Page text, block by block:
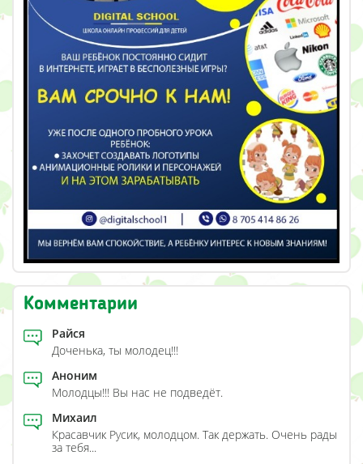
Комментарии
Райся
Доченька, ты молодец!!!
Аноним
Молодцы!!! Вы нас не подведёт.
Михаил
Красавчик Русик, молодцом. Так держать. Очень рады
за тебя...